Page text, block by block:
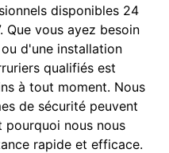
disponibles 24
Que vous ayez besoin
d'une installation
qualifiés est
à tout moment. Nous
de sécurité peuvent
pourquoi nous nous
rapide et efficace.